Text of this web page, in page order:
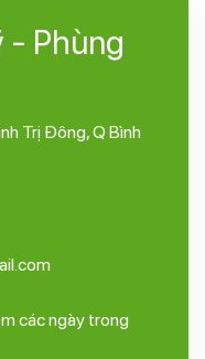
- Phùng
Trị Đông, Q Bình
các ngày trong